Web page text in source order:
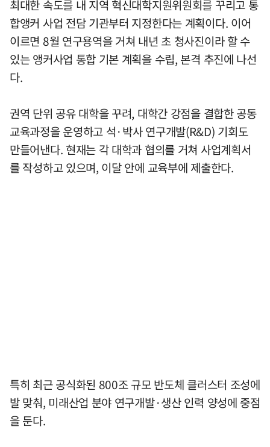
최대한 속도를 내 지역 혁신대학지원위원회를 꾸리고 통
합앵커 사업 전담 기관부터 지정한다는 계획이다. 이어
이르면 8월 연구용역을 거쳐 내년 초 청사진이라 할 수
있는 앵커사업 통합 기본 계획을 수립, 본격 추진에 나선
다.
권역 단위 공유 대학을 꾸려, 대학간 강점을 결합한 공동
교육과정을 운영하고 석·박사 연구개발(R&D) 기회도
만들어낸다. 현재는 각 대학과 협의를 거쳐 사업계획서
를 작성하고 있으며, 이달 안에 교육부에 제출한다.
특히 최근 공식화된 800조 규모 반도체 클러스터 조성에
발 맞춰, 미래산업 분야 연구개발·생산 인력 양성에 중점
을 둔다.